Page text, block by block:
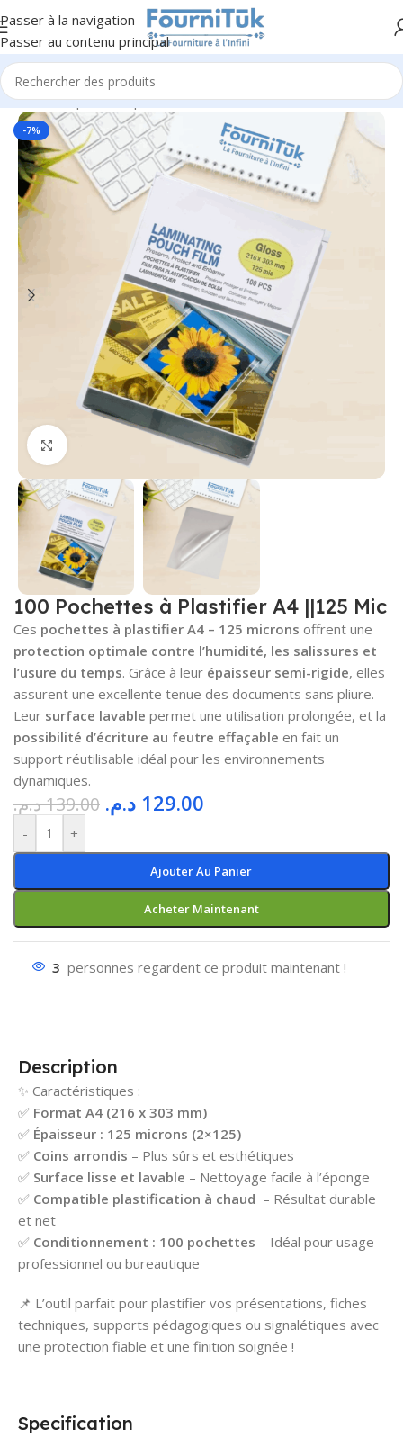
Passer à la navigation
Passer au contenu principal
Accueil/Papier & Papeterie
-7%
Cliquez pour agrandir
100 Pochettes à Plastifier A4 ||125 Mic
Ces pochettes à plastifier A4 – 125 microns offrent une
protection optimale contre l’humidité, les salissures et
l’usure du temps. Grâce à leur épaisseur semi-rigide, elles
assurent une excellente tenue des documents sans pliure.
Leur surface lavable permet une utilisation prolongée, et la
possibilité d’écriture au feutre effaçable en fait un
support réutilisable idéal pour les environnements
dynamiques.
139.00د.م. 129.00 د.م.
- +
Ajouter Au Panier
Acheter Maintenant
3 personnes regardent ce produit maintenant !
Description
✨ Caractéristiques :
✅ Format A4 (216 x 303 mm)
✅ Épaisseur : 125 microns (2×125)
✅ Coins arrondis – Plus sûrs et esthétiques
✅ Surface lisse et lavable – Nettoyage facile à l’éponge
✅ Compatible plastification à chaud – Résultat durable
et net
✅ Conditionnement : 100 pochettes – Idéal pour usage
professionnel ou bureautique
📌 L’outil parfait pour plastifier vos présentations, fiches
techniques, supports pédagogiques ou signalétiques avec
une protection fiable et une finition soignée !
Specification